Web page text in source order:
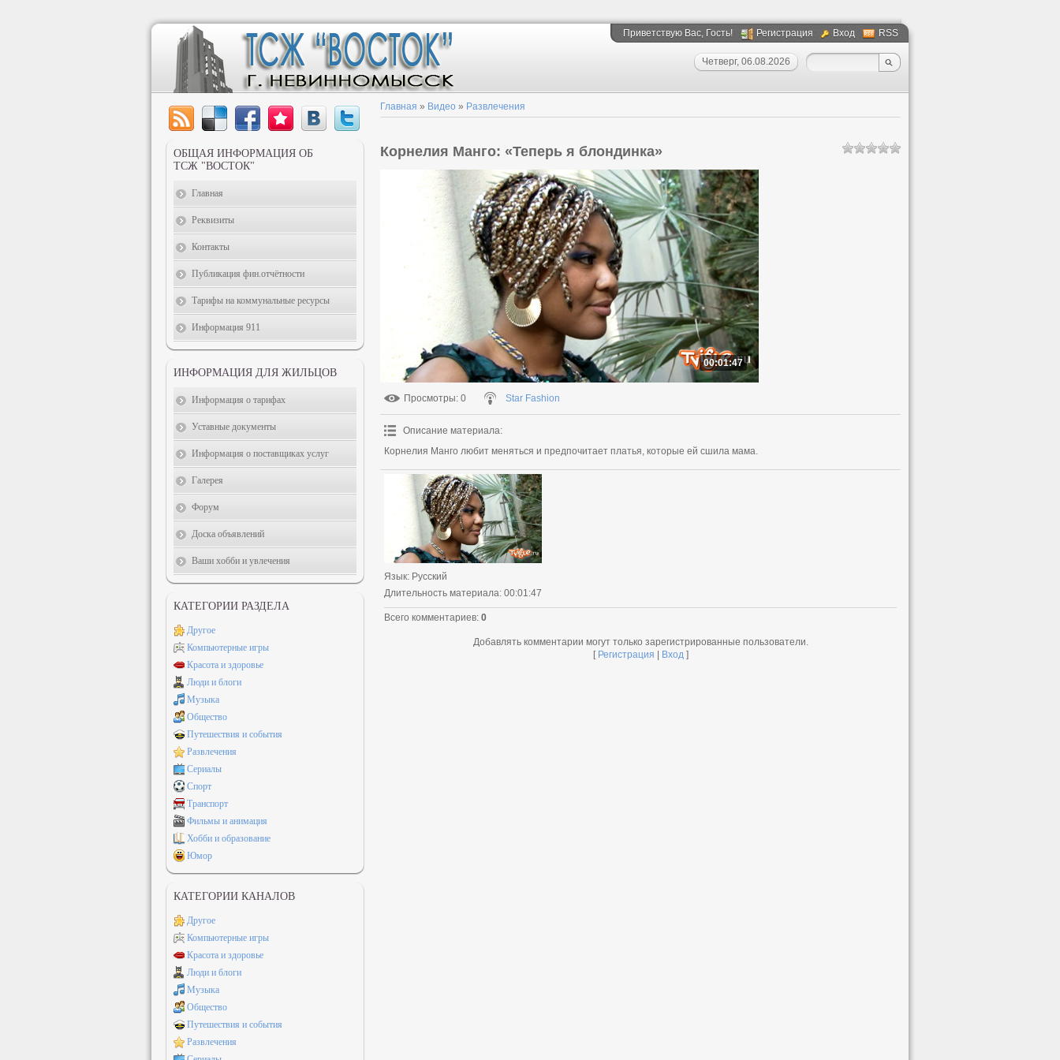
Приветствую Вас, Гость! Регистрация Вход RSS
Четверг, 06.08.2026
Главная » Видео » Развлечения
Корнелия Манго: «Теперь я блондинка»
00:01:47
Просмотры: 0 Star Fashion
Описание материала:
Корнелия Манго любит меняться и предпочитает платья, которые ей сшила мама.
Язык: Русский
Длительность материала: 00:01:47
Всего комментариев: 0
Добавлять комментарии могут только зарегистрированные пользователи.
[ Регистрация | Вход ]
ОБЩАЯ ИНФОРМАЦИЯ ОБ
ТСЖ "ВОСТОК"
Главная
Реквизиты
Контакты
Публикация фин.отчётности
Тарифы на коммунальные ресурсы
Информация 911
ИНФОРМАЦИЯ ДЛЯ ЖИЛЬЦОВ
Информация о тарифах
Уставные документы
Информация о поставщиках услуг
Галерея
Форум
Доска объявлений
Ваши хобби и увлечения
КАТЕГОРИИ РАЗДЕЛА
Другое
Компьютерные игры
Красота и здоровье
Люди и блоги
Музыка
Общество
Путешествия и события
Развлечения
Сериалы
Спорт
Транспорт
Фильмы и анимация
Хобби и образование
Юмор
КАТЕГОРИИ КАНАЛОВ
Другое
Компьютерные игры
Красота и здоровье
Люди и блоги
Музыка
Общество
Путешествия и события
Развлечения